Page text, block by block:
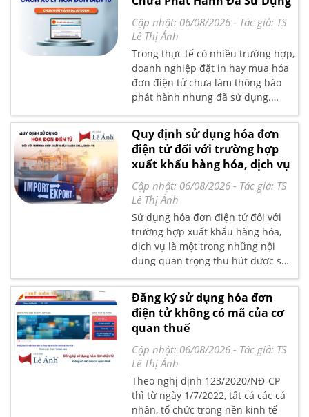
hướng dẫn chi tiết các thủ tục
thông báo phát hành hóa đơn điện
tử theo quy định mới nhất
Cập nhật: 06/08/2026 - Tác giả: TS
Lê Thị Ánh
Trong thực tế có nhiều trường hợp,
doanh nghiệp đặt in hay mua hóa
đơn điện tử chưa làm thông báo
phát hành nhưng đã sử dụng.
Trong bài viết này Kế toán Lê Ánh
sẽ giúp các bạn giải đáp những
câu hỏi liên quan đến sử dụng hóa
đơn điện tử chưa phát hành đã sử
dụng theo quy định mới nhất
Quy định sử dụng hóa đơn
điện tử đối với trường hợp
xuất khẩu hàng hóa, dịch vụ
Cập nhật: 06/08/2026 - Tác giả: TS
Lê Thị Ánh
Sử dụng hóa đơn điện tử đối với
trường hợp xuất khẩu hàng hóa,
dịch vụ là một trong những nội
dung quan trọng thu hút được sự
quan tâm của các doanh nghiệp
xuất nhập khẩu.
Đăng ký sử dụng hóa đơn
điện tử không có mã của cơ
quan thuế
Cập nhật: 06/08/2026 - Tác giả: TS
Lê Thị Ánh
Theo nghị định 123/2020/NĐ-CP
thì từ ngày 1/7/2022, tất cả các cá
nhân, tổ chức trong nền kinh tế